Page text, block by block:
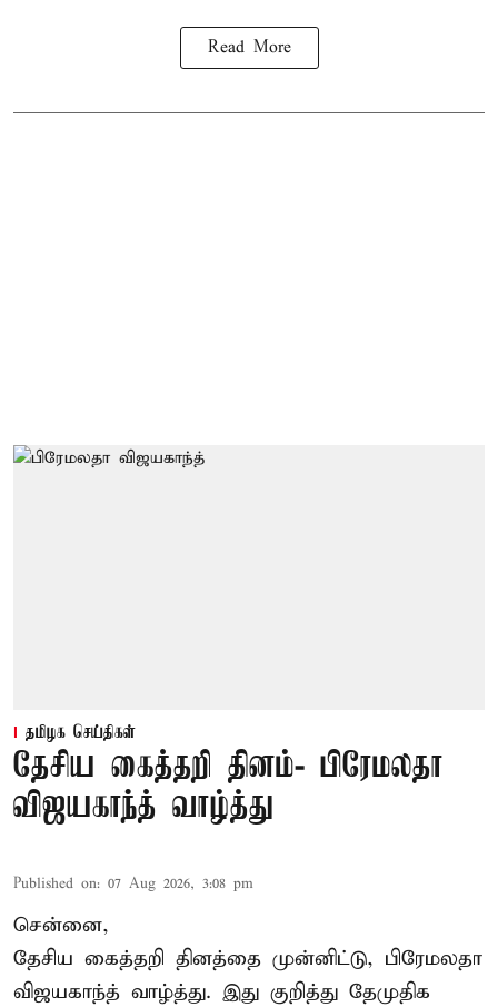
Read More
தமிழக செய்திகள்
தேசிய கைத்தறி தினம்- பிரேமலதா
விஜயகாந்த் வாழ்த்து
Published on: 07 Aug 2026, 3:08 pm
சென்னை,
தேசிய கைத்தறி தினத்தை முன்னிட்டு, பிரேமலதா
விஜயகாந்த் வாழ்த்து. இது குறித்து தேமுதிக